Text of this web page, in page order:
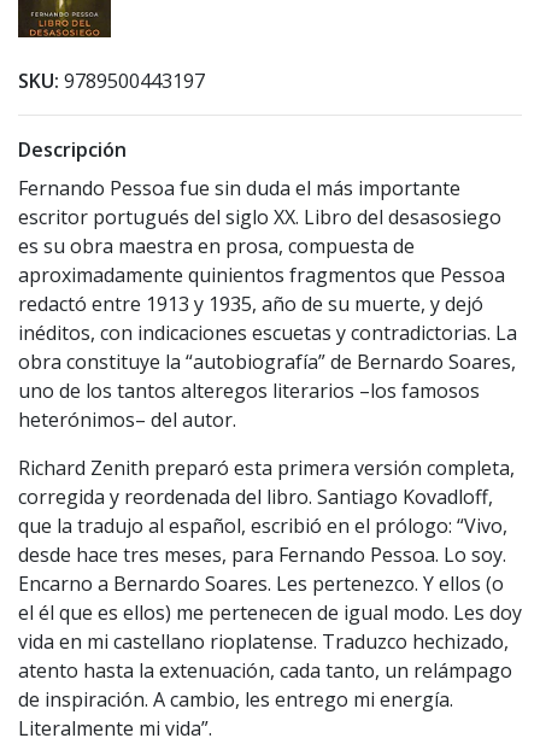
SKU: 9789500443197
Descripción
Fernando Pessoa fue sin duda el más importante
escritor portugués del siglo XX. Libro del desasosiego
es su obra maestra en prosa, compuesta de
aproximadamente quinientos fragmentos que Pessoa
redactó entre 1913 y 1935, año de su muerte, y dejó
inéditos, con indicaciones escuetas y contradictorias. La
obra constituye la “autobiografía” de Bernardo Soares,
uno de los tantos alteregos literarios –los famosos
heterónimos– del autor.
Richard Zenith preparó esta primera versión completa,
corregida y reordenada del libro. Santiago Kovadloff,
que la tradujo al español, escribió en el prólogo: “Vivo,
desde hace tres meses, para Fernando Pessoa. Lo soy.
Encarno a Bernardo Soares. Les pertenezco. Y ellos (o
el él que es ellos) me pertenecen de igual modo. Les doy
vida en mi castellano rioplatense. Traduzco hechizado,
atento hasta la extenuación, cada tanto, un relámpago
de inspiración. A cambio, les entrego mi energía.
Literalmente mi vida”.